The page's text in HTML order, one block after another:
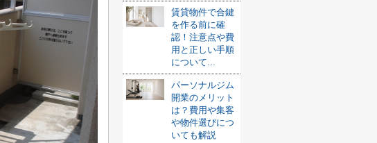
賃貸物件で合鍵
を作る前に確
認！注意点や費
用と正しい手順
について...
パーソナルジム
開業のメリット
は？費用や集客
や物件選びにつ
いても解説